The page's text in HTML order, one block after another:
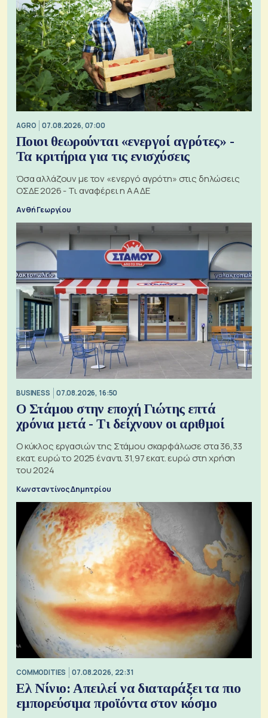
AGRO 07.08.2026, 07:00
Ποιοι θεωρούνται «ενεργοί αγρότες» -
Τα κριτήρια για τις ενισχύσεις
Όσα αλλάζουν με τον «ενεργό αγρότη» στις δηλώσεις
ΟΣΔΕ 2026 - Τι αναφέρει η ΑΑΔΕ
Ανθή Γεωργίου
BUSINESS 07.08.2026, 16:50
Ο Στάμου στην εποχή Γιώτης επτά
χρόνια μετά - Τι δείχνουν οι αριθμοί
Ο κύκλος εργασιών της Στάμου σκαρφάλωσε στα 36,33
εκατ. ευρώ το 2025 έναντι 31,97 εκατ. ευρώ στη χρήση
του 2024
Κωνσταντίνος Δημητρίου
COMMODITIES 07.08.2026, 22:31
Ελ Νίνιο: Απειλεί να διαταράξει τα πιο
εμπορεύσιμα προϊόντα στον κόσμο